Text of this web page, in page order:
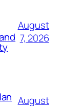
August
7, 2026
August